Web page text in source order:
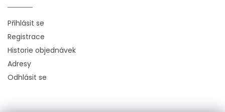
Přihlásit se
Registrace
Historie objednávek
Adresy
Odhlásit se